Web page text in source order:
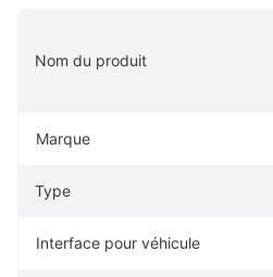
Nom du produit
Marque
Type
Interface pour véhicule